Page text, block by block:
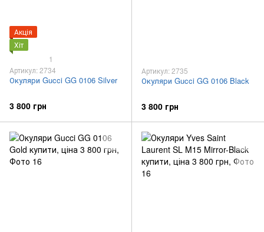
Акція
Хіт
1
Артикул: 2734
Окуляри Gucci GG 0106 Silver
3 800 грн
Артикул: 2735
Окуляри Gucci GG 0106 Black
3 800 грн